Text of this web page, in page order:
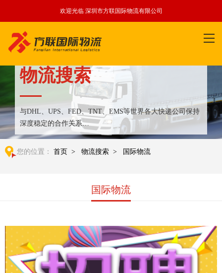
欢迎光临 深圳市方联国际物流有限公司
物流搜索
与DHL、UPS、FED、TNT、EMS等世界各大快递公司保持
深度稳定的合作关系
整合全球优质物流运输资源,满足国内外客户更多个性化需求
您的位置： 首页 > 物流搜索 > 国际物流
国际物流